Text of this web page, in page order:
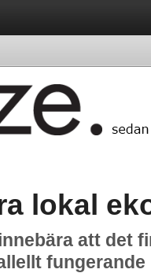
lokal
att det
fungerande